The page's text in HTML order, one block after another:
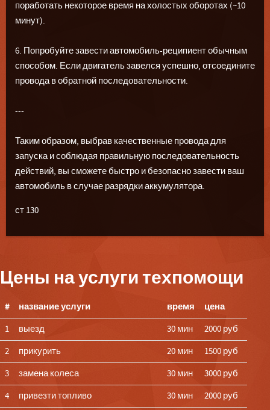
поработать некоторое время на холостых оборотах (~10
минут).
6. Попробуйте завести автомобиль-реципиент обычным
способом. Если двигатель завелся успешно, отсоедините
провода в обратной последовательности.
---
Таким образом, выбрав качественные провода для
запуска и соблюдая правильную последовательность
действий, вы сможете быстро и безопасно завести ваш
автомобиль в случае разрядки аккумулятора.
ст 130
Цены на услуги техпомощи
# название услуги время цена
1 выезд 30 мин 2000 руб
2 прикурить 20 мин 1500 руб
3 замена колеса 30 мин 3000 руб
4 привезти топливо 30 мин 2000 руб